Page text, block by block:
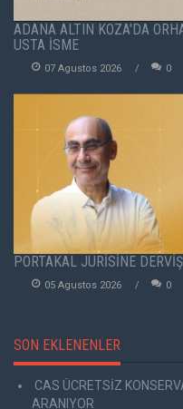
ADANA ALTIN KOZA'DA
USTA İSME
07 Agustos 2026 0
PORTAKAL JÜRİSİNE
05 Agustos 2026 0
SON EKLENENLER
CAS ÜCRETSİZ
ARANIYOR